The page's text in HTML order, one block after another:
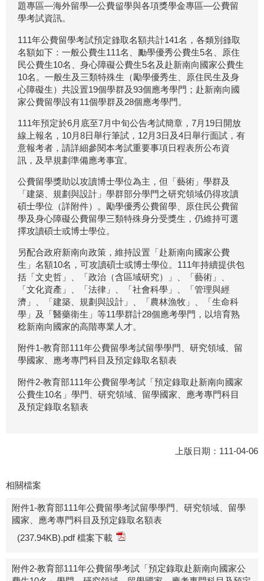
題專區―海外留學―公費留學與各項獎學金專區―公費留
學考試資訊。
111年公費留學考試預定錄取名額共計141名，各類別錄取
名額如下：一般公費生111名、勵學優秀公費生5名、原住
民公費生10名、身心障礙公費生5名及赴新南向國家公費生
10名。一般生及三類特殊生（勵學優秀生、原住民生及身
心障礙生）共設置19個學群及93個應考學門；赴新南向國
家公費留學設有11個學群及28個應考學門。
111年預定於6月底至7月中旬公告考試簡章，7月19日開放
線上報名，10月8日舉行筆試，12月3日及4日舉行面試，有
意報考者，請詳細參閱本考試重要事項日程表所公布資
訊，及早規劃準備應考事宜。
公費留學獎助以攻讀博士學位為主，但「藝術」學群及
「建築、規劃與設計」學群部分學門之研究領域仍得攻讀
碩士學位（詳附件）。勵學優秀公費留學、原住民公費留
學及身心障礙公費留學三類特殊身分受獎生，仍維持可選
擇攻讀碩士或博士學位。
另配合政府新南向政策，維持設置「赴新南向國家公費
生」名額10名，可攻讀碩士或博士學位。111年持續提供包
括「文史哲」、「政治（含區域研究）」、「藝術」、
「文化資產」、「法律」、「社會科學」、「管理與經
濟」、「建築、規劃與設計」、「農林漁牧」、「生命科
學」及「醫藥衛生」等11學群計28個應考學門，以培育熟
稔新南向國家的高階專業人才。
附件1-教育部111年公費留學考試留學學門、研究領域、留
學國家、應考專門科目及預定錄取名額表
附件2-教育部111年公費留學考試「預定錄取赴新南向國家
公費生10名」學門、研究領域、留學國家、應考專門科目
及預定錄取名額表
上版日期：111-04-06
相關檔案
附件1-教育部111年公費留學考試留學學門、研究領域、留學
國家、應考專門科目及預定錄取名額表
(237.94KB).pdf 檔案下載
附件2-教育部111年公費留學考試「預定錄取赴新南向國家公